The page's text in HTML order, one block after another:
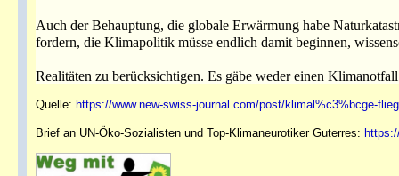
Auch der Behauptung, die globale Erwärmung habe
fordern, die Klimapolitik müsse endlich damit beginnen,
Realitäten zu berücksichtigen. Es gäbe weder einen
Quelle: https://www.new-swiss-journal.com/post/klimal%c3%bcge-
Brief an UN-Öko-Sozialisten und Top-Klimaneurotiker Guterres: